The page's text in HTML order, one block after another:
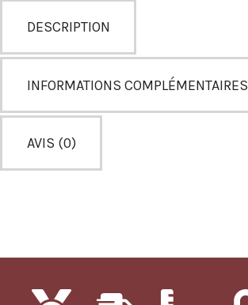
DESCRIPTION
INFORMATIONS COMPLÉMENTAIRES
AVIS (0)